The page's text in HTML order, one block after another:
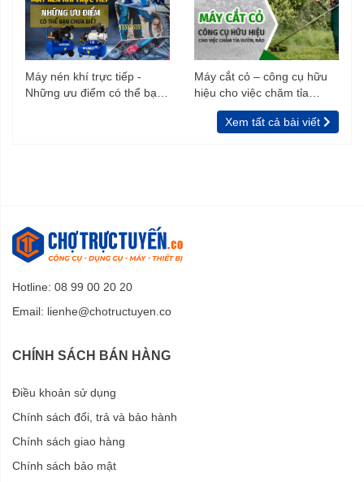
Máy nén khí trực tiếp -
Những ưu điểm có thể bạn
Máy cắt cỏ – công cụ hữu
hiệu cho việc chăm tỉa
vườn, rào
Xem tất cả bài viết
Hotline: 08 99 00 20 20
Email: lienhe@chotructuyen.co
CHÍNH SÁCH BÁN HÀNG
Điều khoản sử dụng
Chính sách đổi, trả và bảo hành
Chính sách giao hàng
Chính sách bảo mật